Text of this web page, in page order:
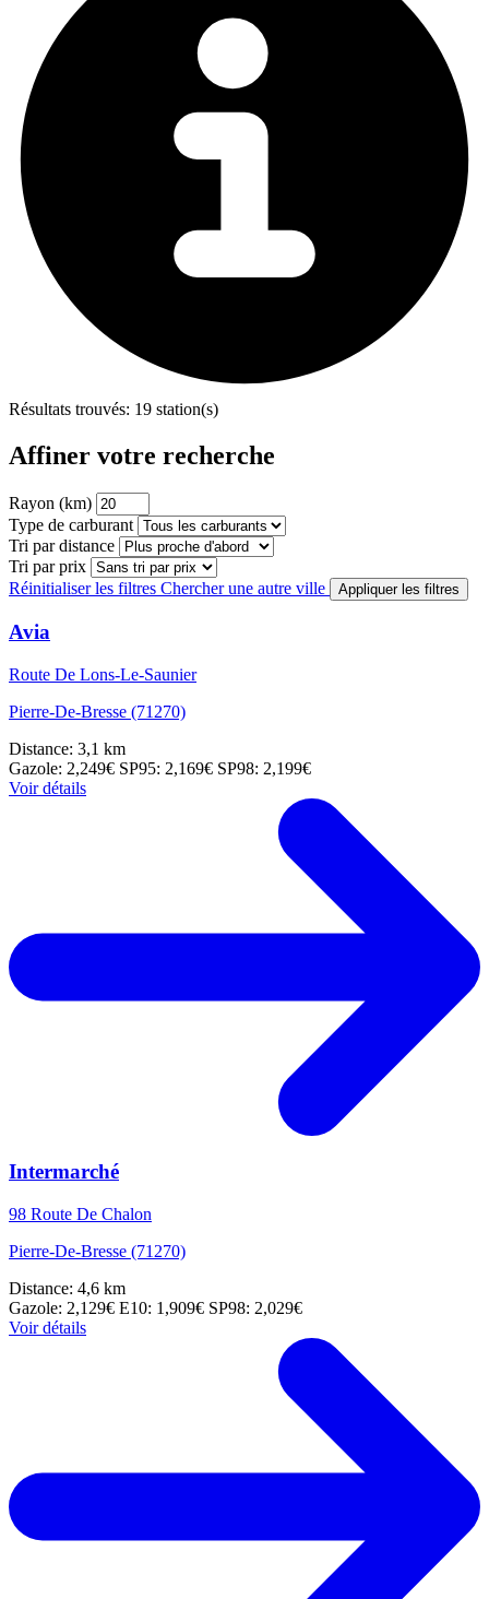
Résultats trouvés: 19 station(s)
Affiner votre recherche
Rayon (km)
Type de carburant
Tri par distance
Tri par prix
Réinitialiser les filtres Chercher une autre ville Appliquer les filtres
Avia
Route De Lons-Le-Saunier
Pierre-De-Bresse (71270)
Distance: 3,1 km
Gazole: 2,249€ SP95: 2,169€ SP98: 2,199€
Voir détails
Intermarché
98 Route De Chalon
Pierre-De-Bresse (71270)
Distance: 4,6 km
Gazole: 2,129€ E10: 1,909€ SP98: 2,029€
Voir détails